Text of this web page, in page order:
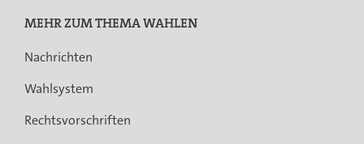
MEHR ZUM THEMA WAHLEN
Nachrichten
Wahlsystem
Rechtsvorschriften